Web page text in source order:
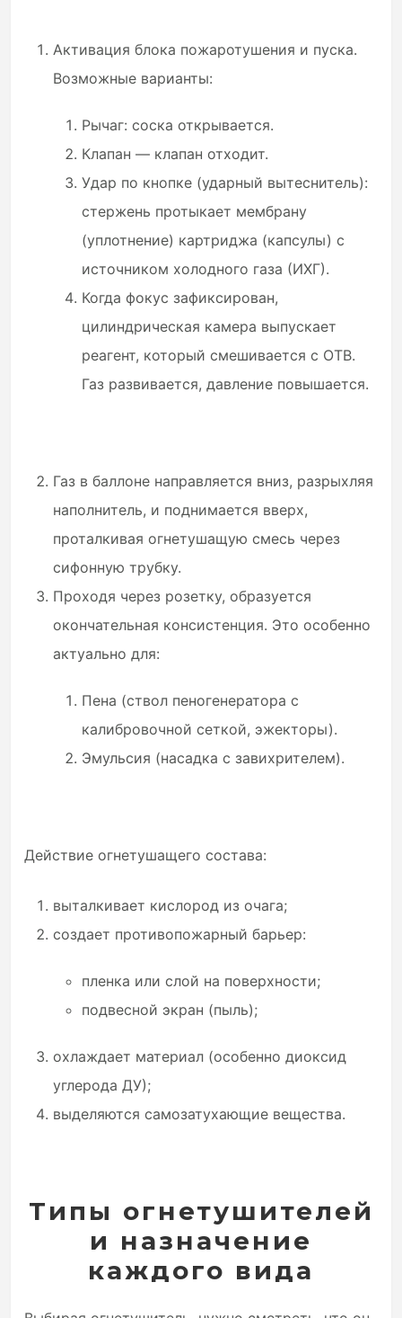
Активация блока пожаротушения и пуска.
Возможные варианты:
Рычаг: соска открывается.
Клапан — клапан отходит.
Удар по кнопке (ударный вытеснитель):
стержень протыкает мембрану
(уплотнение) картриджа (капсулы) с
источником холодного газа (ИХГ).
Когда фокус зафиксирован,
цилиндрическая камера выпускает
реагент, который смешивается с ОТВ.
Газ развивается, давление повышается.
Газ в баллоне направляется вниз, разрыхляя
наполнитель, и поднимается вверх,
проталкивая огнетушащую смесь через
сифонную трубку.
Проходя через розетку, образуется
окончательная консистенция. Это особенно
актуально для:
Пена (ствол пеногенератора с
калибровочной сеткой, эжекторы).
Эмульсия (насадка с завихрителем).
Действие огнетушащего состава:
выталкивает кислород из очага;
создает противопожарный барьер:
пленка или слой на поверхности;
подвесной экран (пыль);
охлаждает материал (особенно диоксид
углерода ДУ);
выделяются самозатухающие вещества.
Типы огнетушителей
и назначение
каждого вида